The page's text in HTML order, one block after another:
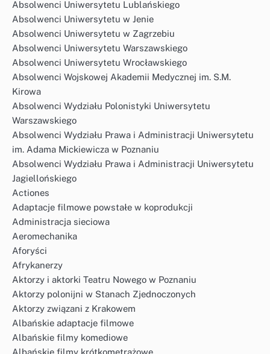
Absolwenci Uniwersytetu Lublańskiego
Absolwenci Uniwersytetu w Jenie
Absolwenci Uniwersytetu w Zagrzebiu
Absolwenci Uniwersytetu Warszawskiego
Absolwenci Uniwersytetu Wrocławskiego
Absolwenci Wojskowej Akademii Medycznej im. S.M.
Kirowa
Absolwenci Wydziału Polonistyki Uniwersytetu
Warszawskiego
Absolwenci Wydziału Prawa i Administracji Uniwersytetu
im. Adama Mickiewicza w Poznaniu
Absolwenci Wydziału Prawa i Administracji Uniwersytetu
Jagiellońskiego
Actiones
Adaptacje filmowe powstałe w koprodukcji
Administracja sieciowa
Aeromechanika
Aforyści
Afrykanerzy
Aktorzy i aktorki Teatru Nowego w Poznaniu
Aktorzy polonijni w Stanach Zjednoczonych
Aktorzy związani z Krakowem
Albańskie adaptacje filmowe
Albańskie filmy komediowe
Albańskie filmy krótkometrażowe